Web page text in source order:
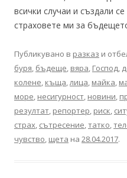
всички случаи и създали
страховете ми за
Публикувано в разказ и
буря, бъдеще, вяра, Господ,
колене, къща,лица, майка,
море, несигурност, новини,
резултат, репортер, риск,
страх, сътресение,татко,
чувство, щета на 28.04.2017.